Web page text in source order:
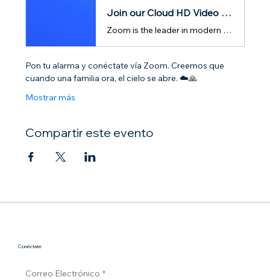
Join our Cloud HD Video Meeting
Zoom is the leader in modern enterprise cloud communications.
Pon tu alarma y conéctate vía Zoom. Creemos que
cuando una familia ora, el cielo se abre. ☁️🙏
Mostrar más
Compartir este evento
Conéctate
Correo Electrónico *